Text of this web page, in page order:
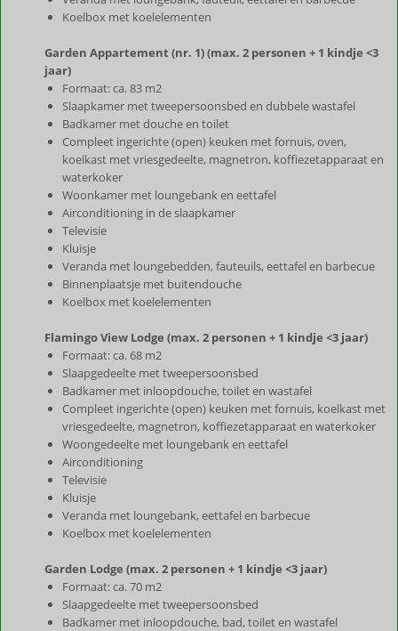
Koelbox met koelelementen
Garden Appartement (nr. 1) (max. 2 personen + 1 kindje <3
jaar)
Formaat: ca. 83 m2
Slaapkamer met tweepersoonsbed en dubbele wastafel
Badkamer met douche en toilet
Compleet ingerichte (open) keuken met fornuis, oven,
koelkast met vriesgedeelte, magnetron, koffiezetapparaat en
waterkoker
Woonkamer met loungebank en eettafel
Airconditioning in de slaapkamer
Televisie
Kluisje
Veranda met loungebedden, fauteuils, eettafel en barbecue
Binnenplaatsje met buitendouche
Koelbox met koelelementen
Flamingo View Lodge (max. 2 personen + 1 kindje <3 jaar)
Formaat: ca. 68 m2
Slaapgedeelte met tweepersoonsbed
Badkamer met inloopdouche, toilet en wastafel
Compleet ingerichte (open) keuken met fornuis, koelkast met
vriesgedeelte, magnetron, koffiezetapparaat en waterkoker
Woongedeelte met loungebank en eettafel
Airconditioning
Televisie
Kluisje
Veranda met loungebank, eettafel en barbecue
Koelbox met koelelementen
Garden Lodge (max. 2 personen + 1 kindje <3 jaar)
Formaat: ca. 70 m2
Slaapgedeelte met tweepersoonsbed
Badkamer met inloopdouche, bad, toilet en wastafel